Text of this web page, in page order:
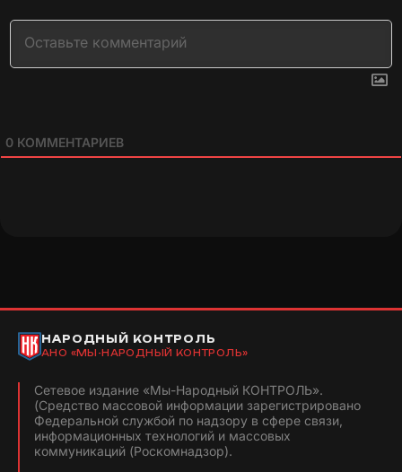
0 КОММЕНТАРИЕВ
НАРОДНЫЙ КОНТРОЛЬ
АНО «МЫ-НАРОДНЫЙ КОНТРОЛЬ»
Сетевое издание «Мы-Народный КОНТРОЛЬ».
(Средство массовой информации зарегистрировано
Федеральной службой по надзору в сфере связи,
информационных технологий и массовых
коммуникаций (Роскомнадзор).